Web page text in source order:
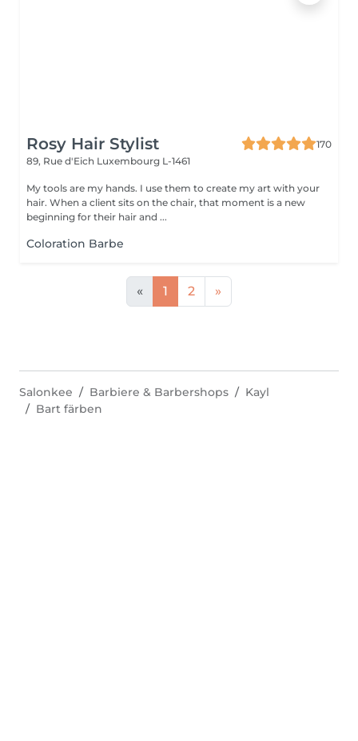
Rosy Hair Stylist
170
89, Rue d'Eich Luxembourg L-1461
My tools are my hands. I use them to create my art with your
hair. When a client sits on the chair, that moment is a new
beginning for their hair and ...
Coloration Barbe
« 1 2 »
Salonkee Barbiere & Barbershops
Kayl
Bart färben